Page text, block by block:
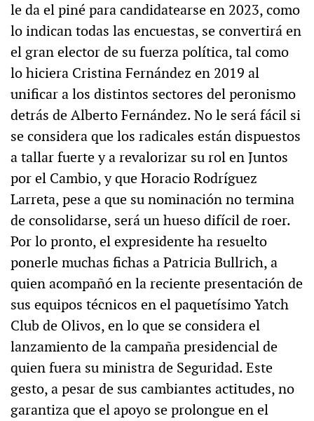
le da el piné para candidatearse en 2023, como
lo indican todas las encuestas, se convertirá en
el gran elector de su fuerza política, tal como
lo hiciera Cristina Fernández en 2019 al
unificar a los distintos sectores del peronismo
detrás de Alberto Fernández. No le será fácil si
se considera que los radicales están dispuestos
a tallar fuerte y a revalorizar su rol en Juntos
por el Cambio, y que Horacio Rodríguez
Larreta, pese a que su nominación no termina
de consolidarse, será un hueso difícil de roer.
Por lo pronto, el expresidente ha resuelto
ponerle muchas fichas a Patricia Bullrich, a
quien acompañó en la reciente presentación de
sus equipos técnicos en el paquetísimo Yatch
Club de Olivos, en lo que se considera el
lanzamiento de la campaña presidencial de
quien fuera su ministra de Seguridad. Este
gesto, a pesar de sus cambiantes actitudes, no
garantiza que el apoyo se prolongue en el